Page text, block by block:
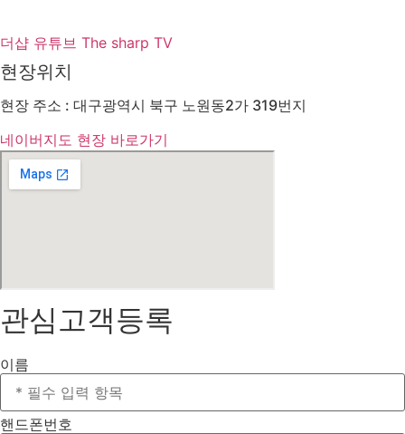
더샵 유튜브 The sharp TV
현장위치
현장 주소 : 대구광역시 북구 노원동2가 319번지
네이버지도 현장 바로가기
관심고객등록
이름
핸드폰번호